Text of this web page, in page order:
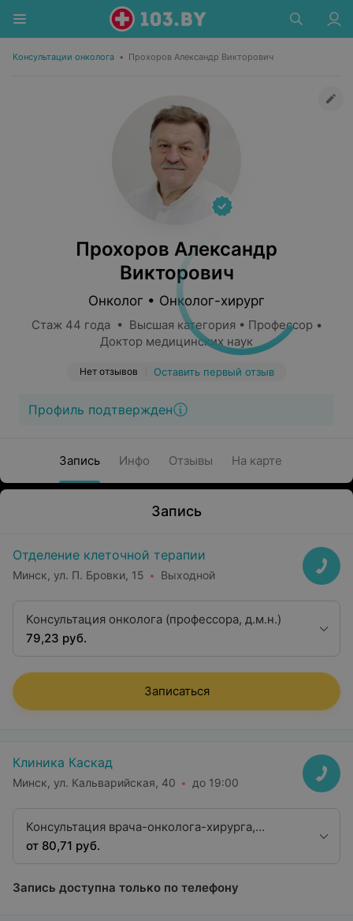
Консультации онколога • Прохоров Александр Викторович
Прохоров Александр
Викторович
Онколог • Онколог-хирург
Стаж 44 года • Высшая категория • Профессор •
Доктор медицинских наук
Нет отзывов Оставить первый отзыв
Профиль подтвержден
Запись Инфо Отзывы На карте
Запись
Отделение клеточной терапии
Минск, ул. П. Бровки, 15 Выходной
Консультация онколога (профессора, д.м.н.)
79,23 руб.
Записаться
Клиника Каскад
Минск, ул. Кальварийская, 40 до 19:00
Консультация врача-онколога-хирурга,
профессора, доктора медицинских наук
от 80,71 руб.
Запись доступна только по телефону